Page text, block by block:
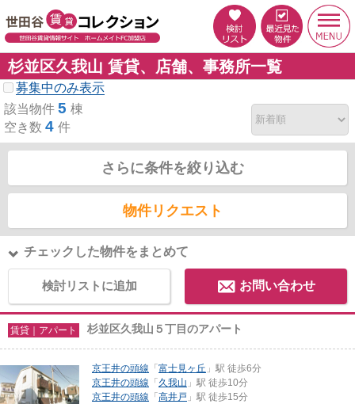
杉並区久我山 賃貸、店舗、事務所一覧
募集中のみ表示
該当物件 5 棟
空き数 4 件
さらに条件を絞り込む
物件リクエスト
チェックした物件をまとめて
検討リストに追加 お問い合わせ
賃貸｜アパート 杉並区久我山５丁目のアパート
京王井の頭線 「富士見ヶ丘 」駅 徒歩6分
京王井の頭線 「久我山 」駅 徒歩10分
京王井の頭線 「高井戸 」駅 徒歩15分